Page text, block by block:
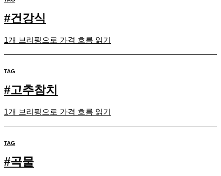
#건강식
1개 브리핑으로 가격 흐름 읽기
TAG
#고추참치
1개 브리핑으로 가격 흐름 읽기
TAG
#곡물